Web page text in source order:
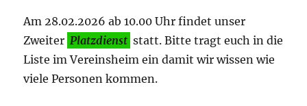
Am 28.02.2026 ab 10.00 Uhr findet unser
Zweiter Platzdienst statt. Bitte tragt euch in die
Liste im Vereinsheim ein damit wir wissen wie
viele Personen kommen.